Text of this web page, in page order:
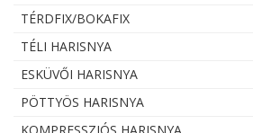
TÉRDFIX/BOKAFIX
TÉLI HARISNYA
ESKÜVŐI HARISNYA
PÖTTYÖS HARISNYA